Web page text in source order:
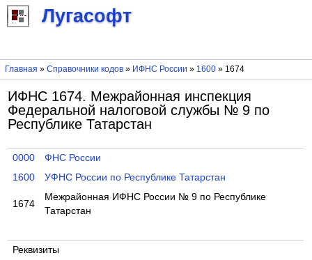
Лугасофт
Главная » Справочники кодов» ИФНС России » 1600» 1674
ИФНС 1674. Межрайонная инспекция
Федеральной налоговой службы № 9 по
Республике Татарстан
0000
ФНС России
1600
УФНС России по Республике Татарстан
1674
Межрайонная ИФНС России № 9 по Республике
Татарстан
Реквизиты